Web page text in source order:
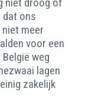
dat ons
meer
voor een
weg
lagen
zakelijk